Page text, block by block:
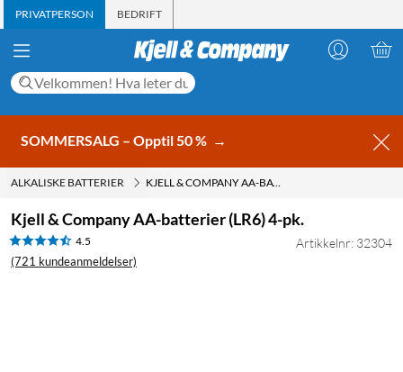
PRIVATPERSON BEDRIFT
SOMMERSALG – Opptil 50 % →
ALKALISKE BATTERIER KJELL & COMPANY AA-BATTERIER (LR6) 4-PK.
Kjell & Company AA-batterier (LR6) 4-pk.
4.5
(721 kundeanmeldelser)
Artikkelnr: 32304